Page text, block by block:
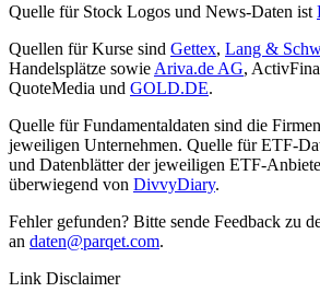
Quelle für Stock Logos und News-Daten ist
Quellen für Kurse sind Gettex, Lang &
Handelsplätze sowie Ariva.de AG,
QuoteMedia und GOLD.DE.
Quelle für Fundamentaldaten sind die
jeweiligen Unternehmen. Quelle für ETF-
und Datenblätter der jeweiligen ETF-
überwiegend von DivvyDiary.
Fehler gefunden? Bitte sende Feedback zu
an daten@parqet.com.
Link Disclaimer